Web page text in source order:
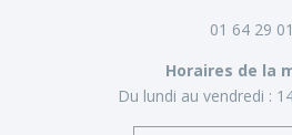
01 64 29
Horaires de la
Du lundi au vendredi :